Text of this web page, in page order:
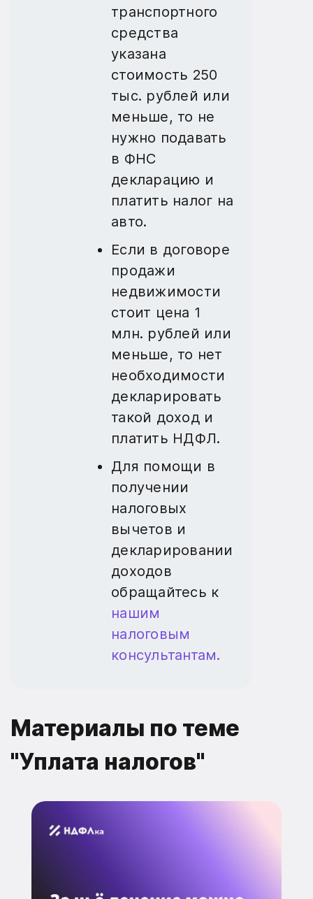
транспортного
средства
указана
стоимость 250
тыс. рублей или
меньше, то не
нужно подавать
в ФНС
декларацию и
платить налог на
авто.
Если в договоре
продажи
недвижимости
стоит цена 1
млн. рублей или
меньше, то нет
необходимости
декларировать
такой доход и
платить НДФЛ.
Для помощи в
получении
налоговых
вычетов и
декларировании
доходов
обращайтесь к
нашим
налоговым
консультантам.
Материалы по теме
"Уплата налогов"